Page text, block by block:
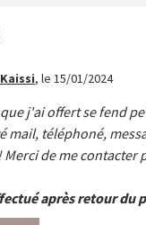
Kaissi, le 15/01/2024
j'ai offert se fend
mail, téléphoné,
de me contacter
après retour du